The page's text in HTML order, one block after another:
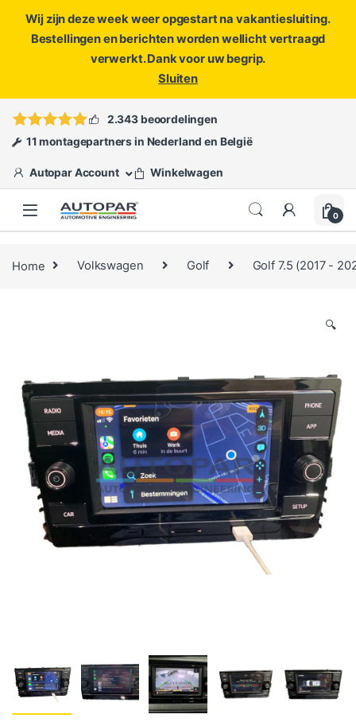
Wij zijn deze week weer opgestart na vakantiesluiting.
Bestellingen en berichten worden wellicht vertraagd
verwerkt. Dank voor uw begrip.
Sluiten
ofopen een ticket
2.343 beoordelingen
11 montagepartners in Nederland en België
Autopar Account Winkelwagen
0
Home Volkswagen Golf Golf 7.5 (2017 -
🔍